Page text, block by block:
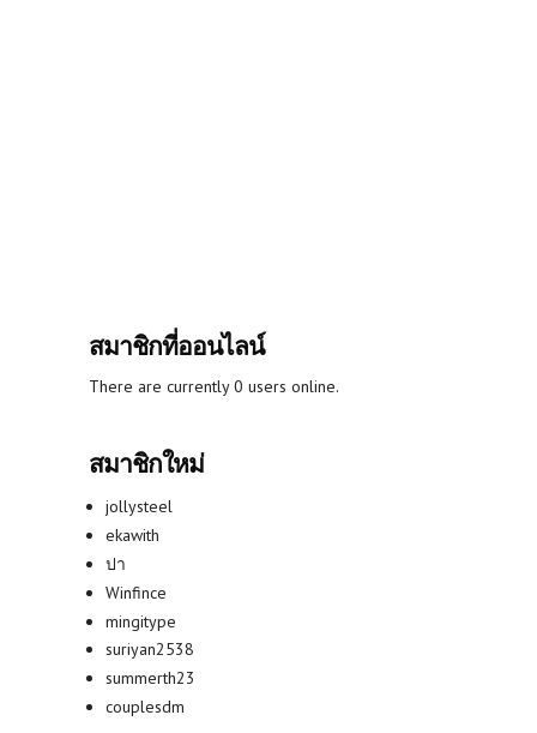
สมาชิกที่ออนไลน์
There are currently 0 users online.
สมาชิกใหม่
jollysteel
ekawith
ปา
Winfince
mingitype
suriyan2538
summerth23
couplesdm